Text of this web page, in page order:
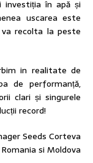
investiția în apă și
uscarea este
recolta la peste
in realitate de
de performanță,
clari și singurele
record!
Seeds Corteva
si Moldova